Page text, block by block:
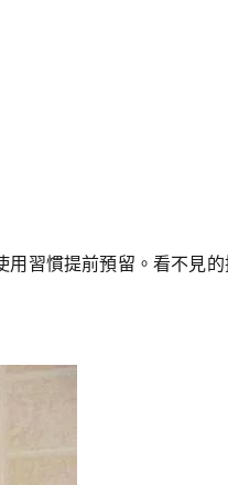
習慣提前預留。 看不見